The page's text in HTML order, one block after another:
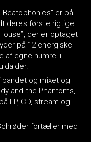
er på
deres første rigtige
der er optaget
på 12 energiske
af egne numre +
bandet og mixet og
and the Phantoms,
LP, CD, stream og
fortæller med